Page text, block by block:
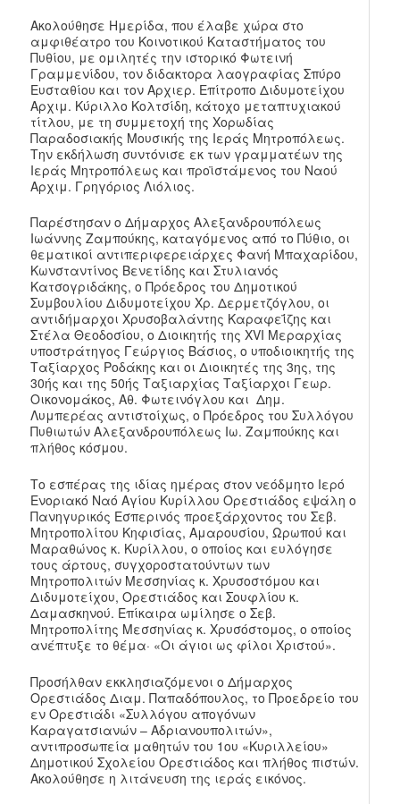
Ακολούθησε Ημερίδα, που έλαβε χώρα στο
αμφιθέατρο του Κοινοτικού Καταστήματος του
Πυθίου, με ομιλητές την ιστορικό Φωτεινή
Γραμμενίδου, τον διδακτορα λαογραφίας Σπύρο
Ευσταθίου και τον Αρχιερ. Επίτροπο Διδυμοτείχου
Αρχιμ. Κύριλλο Κολτσίδη, κάτοχο μεταπτυχιακού
τίτλου, με τη συμμετοχή της Χορωδίας
Παραδοσιακής Μουσικής της Ιεράς Μητροπόλεως.
Την εκδήλωση συντόνισε εκ των γραμματέων της
Ιεράς Μητροπόλεως και προϊστάμενος του Ναού
Αρχιμ. Γρηγόριος Λιόλιος.
Παρέστησαν ο Δήμαρχος Αλεξανδρουπόλεως
Ιωάννης Ζαμπούκης, καταγόμενος από το Πύθιο, οι
θεματικοί αντιπεριφερειάρχες Φανή Μπαχαρίδου,
Κωνσταντίνος Βενετίδης και Στυλιανός
Κατσογριδάκης, ο Πρόεδρος του Δημοτικού
Συμβουλίου Διδυμοτείχου Χρ. Δερμετζόγλου, οι
αντιδήμαρχοι Χρυσοβαλάντης Καραφεΐζης και
Στέλα Θεοδοσίου, ο Διοικητής της XVI Mεραρχίας
υποστράτηγος Γεώργιος Βάσιος, ο υποδιοικητής της
Ταξίαρχος Ροδάκης και οι Διοικητές της 3ης, της
30ής και της 50ής Ταξιαρχίας Ταξίαρχοι Γεωρ.
Οικονομάκος, Αθ. Φωτεινόγλου και Δημ.
Λυμπερέας αντιστοίχως, ο Πρόεδρος του Συλλόγου
Πυθιωτών Αλεξανδρουπόλεως Ιω. Ζαμπούκης και
πλήθος κόσμου.
Το εσπέρας της ιδίας ημέρας στον νεόδμητο Ιερό
Ενοριακό Ναό Αγίου Κυρίλλου Ορεστιάδος εψάλη ο
Πανηγυρικός Εσπερινός προεξάρχοντος του Σεβ.
Μητροπολίτου Κηφισίας, Αμαρουσίου, Ωρωπού και
Μαραθώνος κ. Κυρίλλου, ο οποίος και ευλόγησε
τους άρτους, συγχοροστατούντων των
Μητροπολιτών Μεσσηνίας κ. Χρυσοστόμου και
Διδυμοτείχου, Ορεστιάδος και Σουφλίου κ.
Δαμασκηνού. Επίκαιρα ωμίλησε ο Σεβ.
Μητροπολίτης Μεσσηνίας κ. Χρυσόστομος, ο οποίος
ανέπτυξε το θέμα· «Οι άγιοι ως φίλοι Χριστού».
Προσήλθαν εκκλησιαζόμενοι ο Δήμαρχος
Ορεστιάδος Διαμ. Παπαδόπουλος, το Προεδρείο του
εν Ορεστιάδι «Συλλόγου απογόνων
Καραγατσιανών – Αδριανουπολιτών»,
αντιπροσωπεία μαθητών του 1ου «Κυριλλείου»
Δημοτικού Σχολείου Ορεστιάδος και πλήθος πιστών.
Ακολούθησε η λιτάνευση της ιεράς εικόνος.